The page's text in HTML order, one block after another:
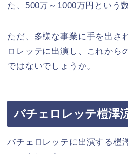
た、500万～1000万円という
ただ、多様な事業に手を出さ
ロレッテに出演し、これから
ではないでしょうか。
バチェロレッテ榿澤
バチェロレッテに出演する榿